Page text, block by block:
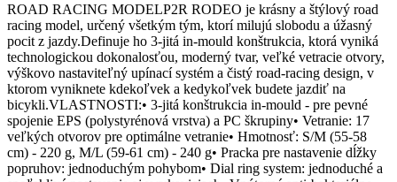
ROAD RACING MODELP2R RODEO je krásny a štýlový road
racing model, určený všetkým tým, ktorí milujú slobodu a úžasný
pocit z jazdy.Definuje ho 3-jitá in-mould konštrukcia, ktorá vyniká
technologickou dokonalosťou, moderný tvar, veľké vetracie otvory,
výškovo nastaviteľný upínací systém a čistý road-racing design, v
ktorom vyniknete kdekoľvek a kedykoľvek budete jazdiť na
bicykli.VLASTNOSTI:• 3-jitá konštrukcia in-mould - pre pevné
spojenie EPS (polystyrénová vrstva) a PC škrupiny• Vetranie: 17
veľkých otvorov pre optimálne vetranie• Hmotnosť: S/M (55-58
cm) - 220 g, M/L (59-61 cm) - 240 g• Pracka pre nastavenie dĺžky
popruhov: jednoduchým pohybom• Dial ring system: jednoduché a